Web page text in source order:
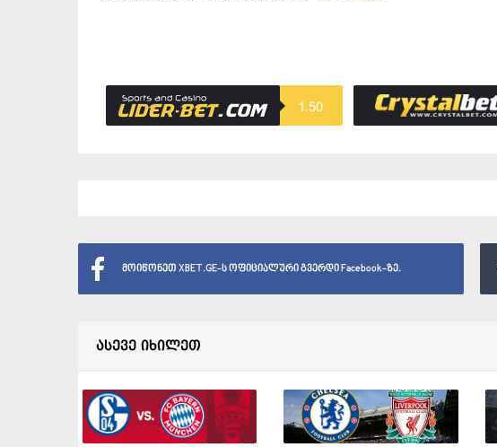
1.50
მოიწონეთ XBET.GE-ს ოფიციალური გვერდი Facebook-ზე.
ასევე იხილეთ